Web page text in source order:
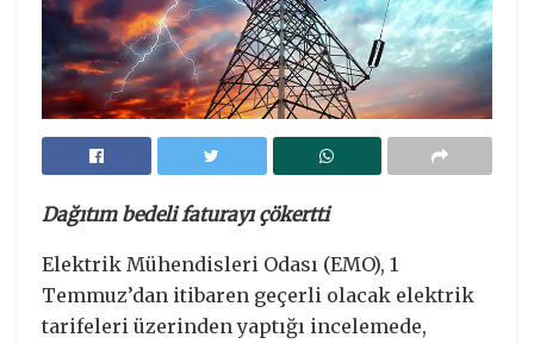
Dağıtım bedeli faturayı çökertti
Elektrik Mühendisleri Odası (EMO), 1
Temmuz’dan itibaren geçerli olacak elektrik
tarifeleri üzerinden yaptığı incelemede,